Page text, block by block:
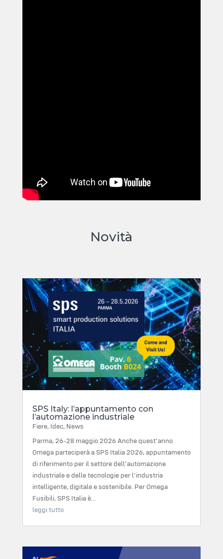
Novità
SPS Italy: l’appuntamento con
l’automazione industriale
Fiere, Idec, News
Parma, 26-28 maggio 2026 Anche quest’anno
Omega parteciperà a SPS Italia 2026, appuntamento
di riferimento per il settore dell’automazione
industriale e delle tecnologie per l’industria
intelligente, digitale e sostenibile. Per Omega
Fusibili, SPS Italia è...
leggi tutto